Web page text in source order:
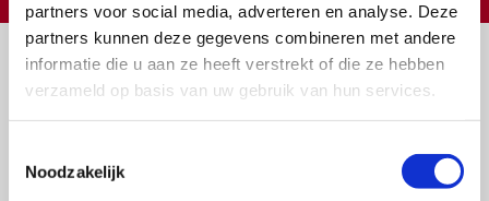
partners voor social media, adverteren en analyse. Deze
partners kunnen deze gegevens combineren met andere
informatie die u aan ze heeft verstrekt of die ze hebben
verzameld op basis van uw gebruik van hun services.
Noodzakelijk
Vragen?